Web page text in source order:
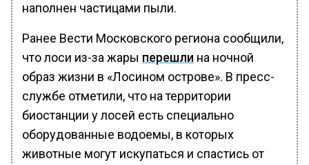
наполнен частицами пыли.
Ранее Вести Московского региона сообщили,
что лоси из-за жары перешли на ночной
образ жизни в «Лосином острове». В пресс-
службе отметили, что на территории
биостанции у лосей есть специально
оборудованные водоемы, в которых
животные могут искупаться и спастись от